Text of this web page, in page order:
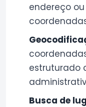
endereço
estruturado
Busca de